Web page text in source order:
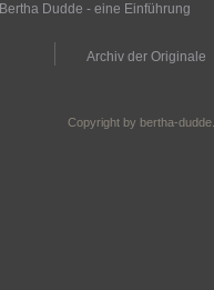
Bertha Dudde - eine Einführung
Archiv der Originale
Copyright by bertha-